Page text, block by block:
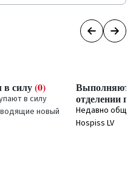
в силу(0)
в силу
новый
Выполняют
отделении
Недавно
Hospiss LV